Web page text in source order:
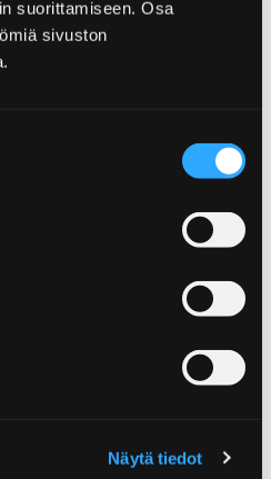
suorittamiseen. Osa
sivuston
Näytä tiedot
Spielpark
der Pelle-
groß! Der Park besitzt
mit Rutschbahnen
und alles ohne